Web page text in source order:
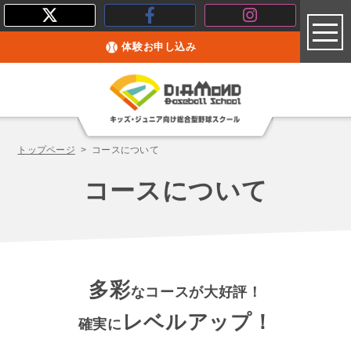
体験お申し込み
トップページ コースについて
コースについて
多彩なコースが大好評！
確実に レベルアップ！